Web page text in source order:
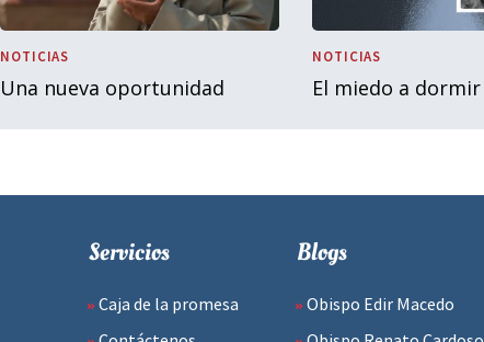
NOTICIAS
Una nueva oportunidad
NOTICIAS
El miedo a dormir
Servicios
Caja de la promesa
Blogs
Obispo Edir Macedo